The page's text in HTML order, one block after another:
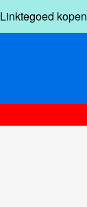
Linktegoed kopen